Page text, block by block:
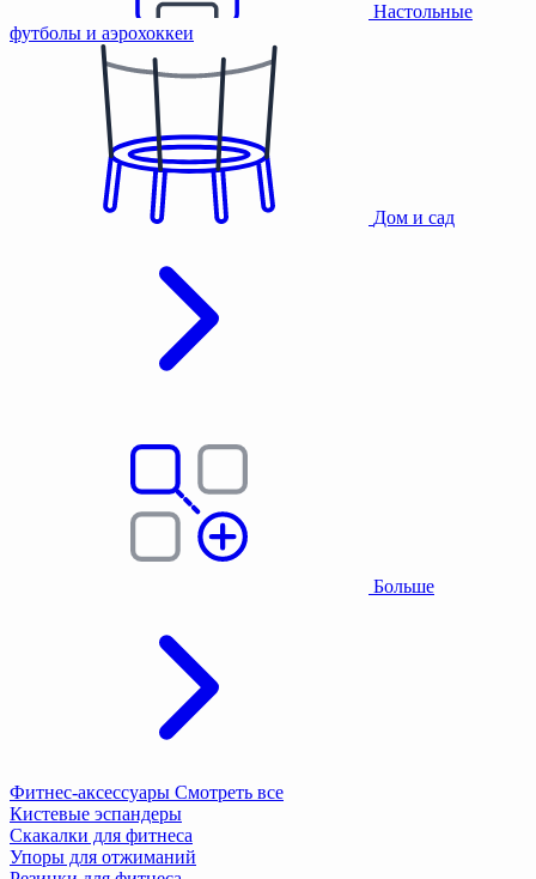
Настольные
футболы и аэрохоккеи
Дом и сад
Больше
Фитнес-аксессуары Смотреть все
Кистевые эспандеры
Скакалки для фитнеса
Упоры для отжиманий